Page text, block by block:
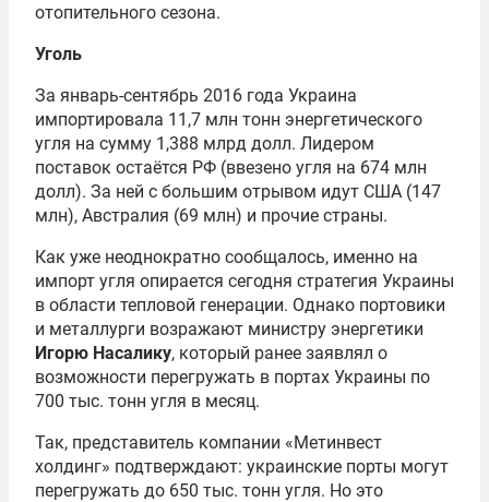
отопительного сезона.
Уголь
За январь-сентябрь 2016 года Украина
импортировала 11,7 млн тонн энергетического
угля на сумму 1,388 млрд долл. Лидером
поставок остаётся РФ (ввезено угля на 674 млн
долл). За ней с большим отрывом идут США (147
млн), Австралия (69 млн) и прочие страны.
Как уже неоднократно сообщалось, именно на
импорт угля опирается сегодня стратегия Украины
в области тепловой генерации. Однако портовики
и металлурги возражают министру энергетики
Игорю Насалику, который ранее заявлял о
возможности перегружать в портах Украины по
700 тыс. тонн угля в месяц.
Так, представитель компании «Метинвест
холдинг» подтверждают: украинские порты могут
перегружать до 650 тыс. тонн угля. Но это